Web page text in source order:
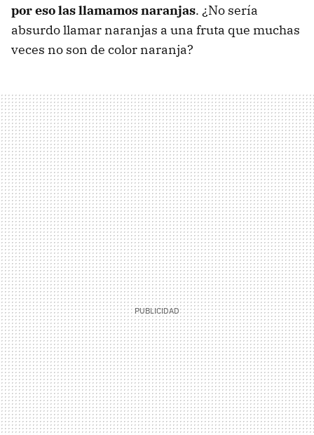
por eso las llamamos naranjas. ¿No sería
absurdo llamar naranjas a una fruta que muchas
veces no son de color naranja?